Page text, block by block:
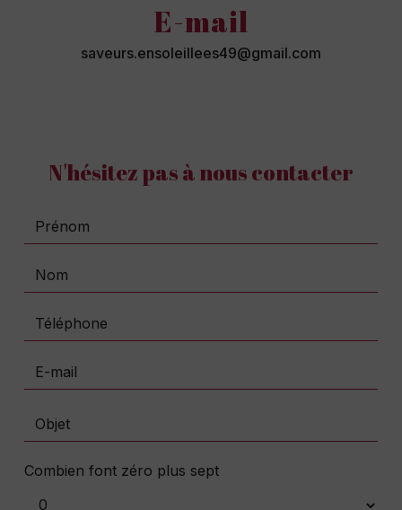
E-mail
saveurs.ensoleillees49@gmail.com
N'hésitez pas à nous contacter
Combien font zéro plus sept